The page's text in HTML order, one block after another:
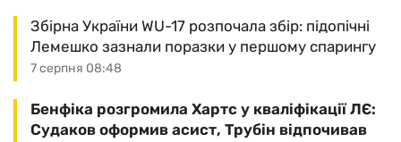
7 серпня 08:48
Збірна України WU-17 розпочала збір: підопічні
Лемешко зазнали поразки у першому спарингу
Бенфіка розгромила Хартс у кваліфікації ЛЄ:
Судаков оформив асист, Трубін відпочивав